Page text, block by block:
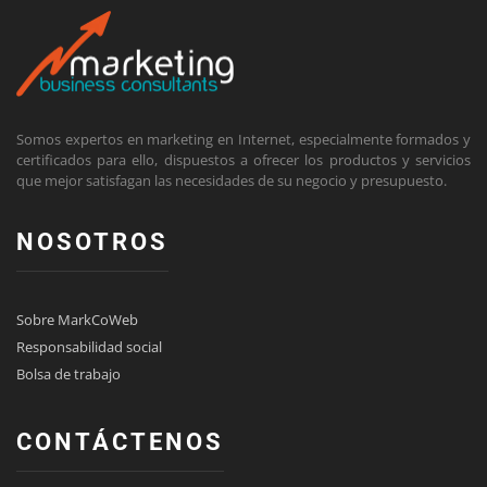
Somos expertos en marketing en Internet, especialmente formados y
certificados para ello, dispuestos a ofrecer los productos y servicios
que mejor satisfagan las necesidades de su negocio y presupuesto.
NOSOTROS
Sobre MarkCoWeb
Responsabilidad social
Bolsa de trabajo
CONTÁCTENOS